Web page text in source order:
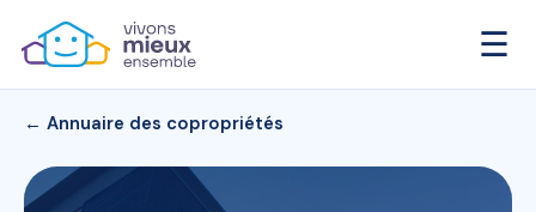
☰
← Annuaire des copropriétés